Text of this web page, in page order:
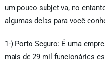
um pouco subjetiva, no
algumas delas para você
1-) Porto Seguro: É uma
mais de 29 mil funcionários